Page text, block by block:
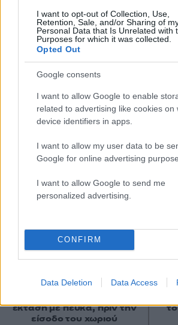
I want to opt-out of Collection, Use,
Retention, Sale, and/or Sharing of
Personal Data that Is Unrelated with
Purposes for which it was collected.
Opted Out
Google consents
I want to allow Google to enable
related to advertising like cookies on
device identifiers in apps.
I want to allow my user data to be
Google for online advertising
I want to allow Google to send me
personalized advertising.
CONFIRM
Data Deletion Data Access
Αν τα χάσατε
Φωτιά στο Μουζάκι Ηλείας
- Μεγάλη κινητοποίηση της
έκταση με πεύκα, πριν την
είσοδο του χωριού